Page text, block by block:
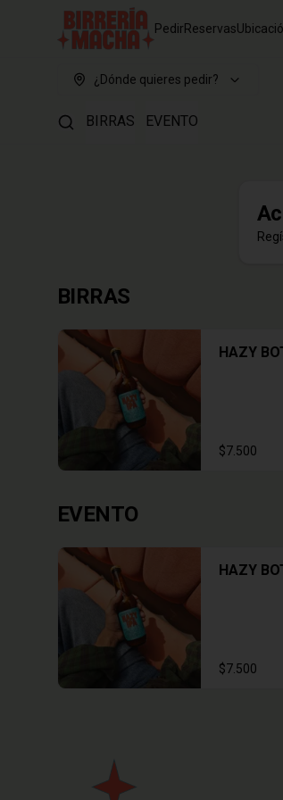
PedirReservas
¿Dónde quieres pedir?
BIRRAS EVENTO
BIRRAS
HAZY
$7.500
EVENTO
HAZY
$7.500